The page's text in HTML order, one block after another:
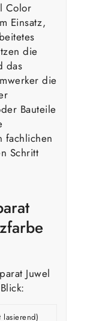
Color
Einsatz,
die
das
die
Bauteile
fachlichen
Schritt
Juwel
lasierend)